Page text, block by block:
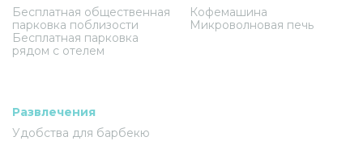
Бесплатная общественная
парковка поблизости
Бесплатная парковка
рядом с отелем
Кофемашина
Микроволновая печь
Развлечения
Удобства для барбекю